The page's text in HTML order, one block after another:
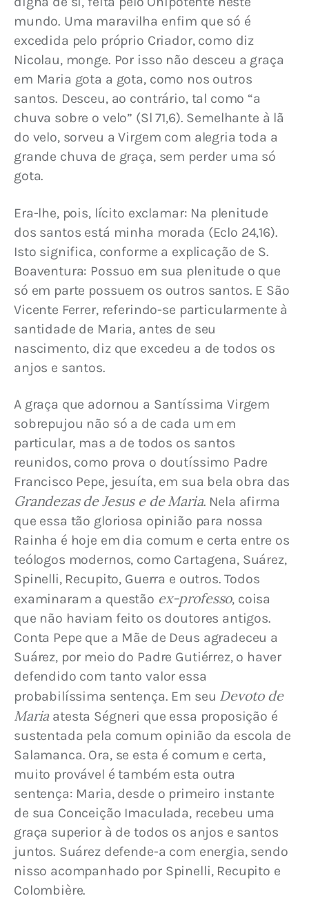
mundo. Uma maravilha enfim que só é
excedida pelo próprio Criador, como diz
Nicolau, monge. Por isso não desceu a graça
em Maria gota a gota, como nos outros
santos. Desceu, ao contrário, tal como “a
chuva sobre o velo” (Sl 71,6). Semelhante à lã
do velo, sorveu a Virgem com alegria toda a
grande chuva de graça, sem perder uma só
gota.
Era-lhe, pois, lícito exclamar: Na plenitude
dos santos está minha morada (Eclo 24,16).
Isto significa, conforme a explicação de S.
Boaventura: Possuo em sua plenitude o que
só em parte possuem os outros santos. E São
Vicente Ferrer, referindo-se particularmente à
santidade de Maria, antes de seu
nascimento, diz que excedeu a de todos os
anjos e santos.
A graça que adornou a Santíssima Virgem
sobrepujou não só a de cada um em
particular, mas a de todos os santos
reunidos, como prova o doutíssimo Padre
Francisco Pepe, jesuíta, em sua bela obra das
Grandezas de Jesus e de Maria. Nela afirma
que essa tão gloriosa opinião para nossa
Rainha é hoje em dia comum e certa entre os
teólogos modernos, como Cartagena, Suárez,
Spinelli, Recupito, Guerra e outros. Todos
examinaram a questão ex-professo, coisa
que não haviam feito os doutores antigos.
Conta Pepe que a Mãe de Deus agradeceu a
Suárez, por meio do Padre Gutiérrez, o haver
defendido com tanto valor essa
probabilíssima sentença. Em seu Devoto de
Maria atesta Ségneri que essa proposição é
sustentada pela comum opinião da escola de
Salamanca. Ora, se esta é comum e certa,
muito provável é também esta outra
sentença: Maria, desde o primeiro instante
de sua Conceição Imaculada, recebeu uma
graça superior à de todos os anjos e santos
juntos. Suárez defende-a com energia, sendo
nisso acompanhado por Spinelli, Recupito e
Colombière.